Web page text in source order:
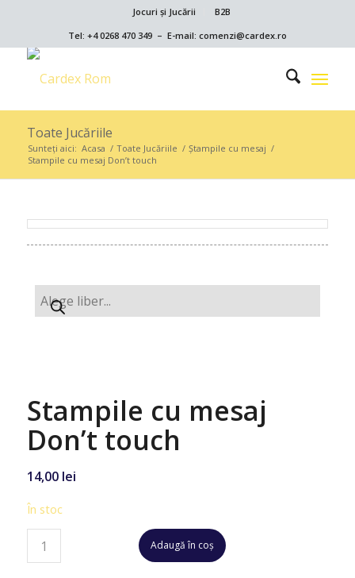
Jocuri și Jucării
B2B
Tel: +4 0268 470 349 – E-mail: comenzi@cardex.ro
Toate Jucăriile
Sunteți aici: Acasa / Toate Jucăriile / Ștampile cu mesaj /
Stampile cu mesaj Don’t touch
Stampile cu mesaj
Don’t touch
14,00 lei
În stoc
Adaugă în coș